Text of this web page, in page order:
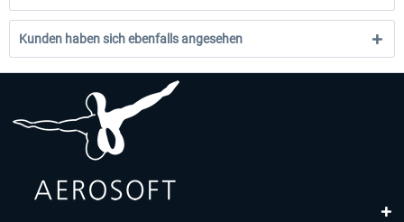
Kunden haben sich ebenfalls angesehen